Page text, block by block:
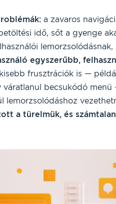
a zavaros
idő, sőt a gyenge
egyszerűbb,
frusztrációk is —
váratlanul becsukódó menü
lemorzsolódáshoz
a türelmük, és